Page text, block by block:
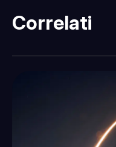
Correlati